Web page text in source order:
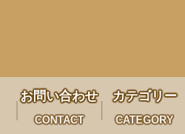
お問い合わせ
CONTACT
カテゴリー
CATEGORY